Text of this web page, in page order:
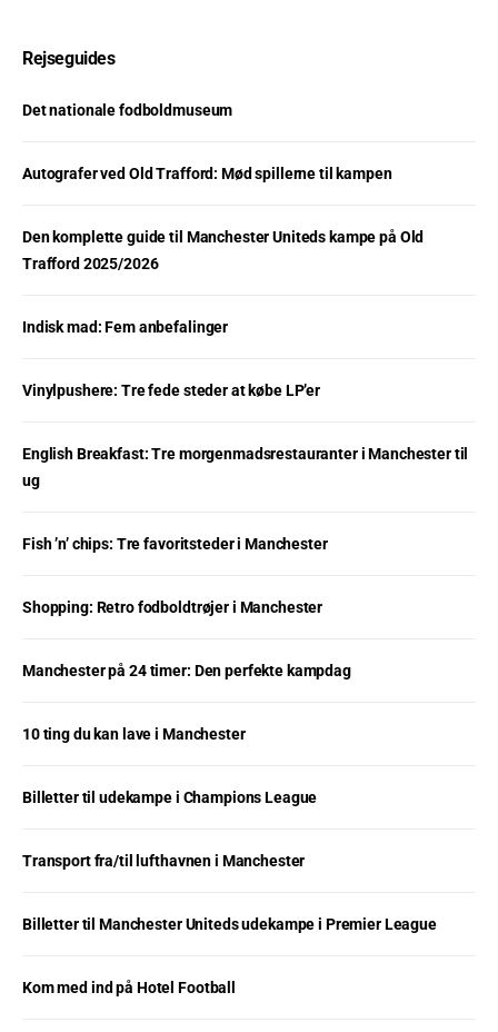
Rejseguides
Det nationale fodboldmuseum
Autografer ved Old Trafford: Mød spillerne til kampen
Den komplette guide til Manchester Uniteds kampe på Old
Trafford 2025/2026
Indisk mad: Fem anbefalinger
Vinylpushere: Tre fede steder at købe LP’er
English Breakfast: Tre morgenmadsrestauranter i Manchester til
ug
Fish ’n’ chips: Tre favoritsteder i Manchester
Shopping: Retro fodboldtrøjer i Manchester
Manchester på 24 timer: Den perfekte kampdag
10 ting du kan lave i Manchester
Billetter til udekampe i Champions League
Transport fra/til lufthavnen i Manchester
Billetter til Manchester Uniteds udekampe i Premier League
Kom med ind på Hotel Football